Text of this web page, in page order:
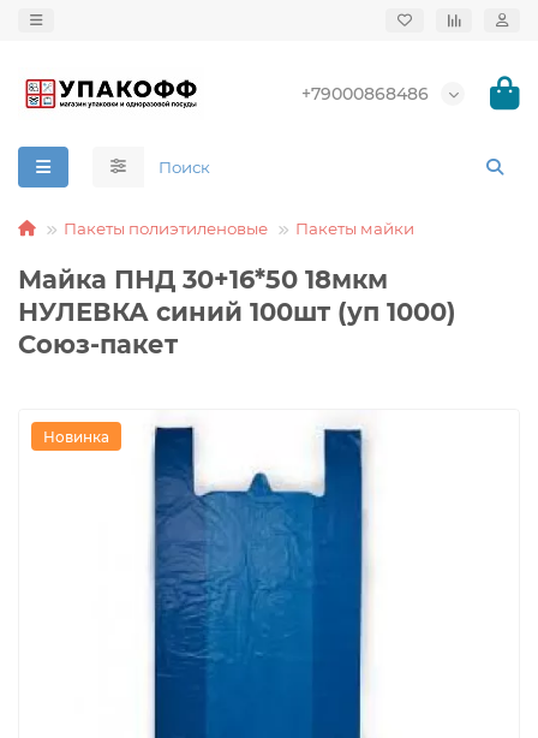
+79000868486
Пакеты полиэтиленовые Пакеты майки
Майка ПНД 30+16*50 18мкм
НУЛЕВКА синий 100шт (уп 1000)
Союз-пакет
Новинка